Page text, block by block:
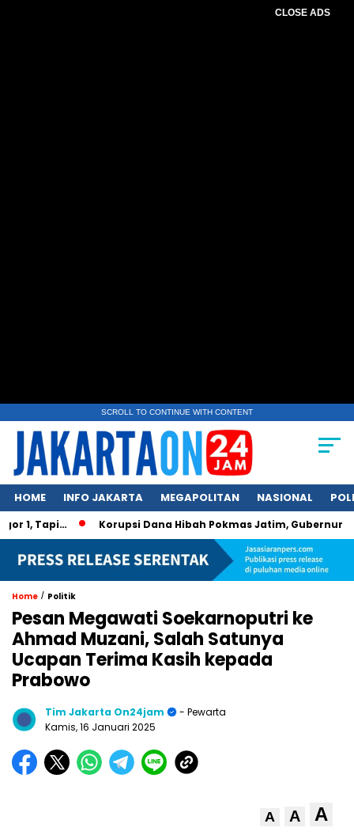
CLOSE ADS
SCROLL TO CONTINUE WITH CONTENT
HOME INFO JAKARTA MEGAPOLITAN NASIONAL
Korupsi Dana Hibah Pokmas Jatim, Gubernur
Home / Politik
Pesan Megawati Soekarnoputri ke
Ahmad Muzani, Salah Satunya
Ucapan Terima Kasih kepada
Prabowo
Tim Jakarta On24jam
- Pewarta
Kamis, 16 Januari 2025
A A A